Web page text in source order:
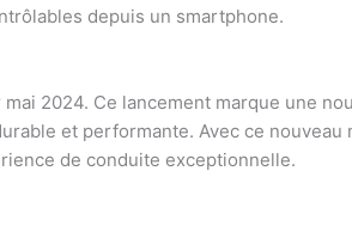
depuis un smartphone.
2024. Ce lancement marque une
et performante. Avec ce nouveau
de conduite exceptionnelle.